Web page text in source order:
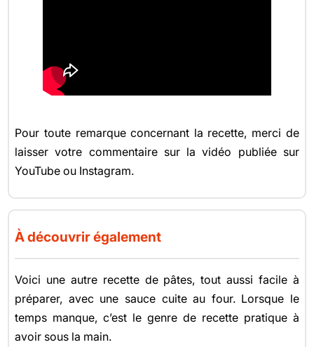
Pour toute remarque concernant la recette, merci de
laisser votre commentaire sur la vidéo publiée sur
YouTube ou Instagram.
À découvrir également
Voici une autre recette de pâtes, tout aussi facile à
préparer, avec une sauce cuite au four. Lorsque le
temps manque, c’est le genre de recette pratique à
avoir sous la main.